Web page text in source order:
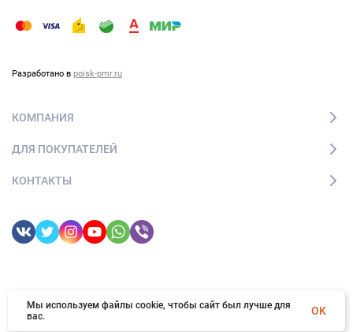
Разработано в poisk-pmr.ru
КОМПАНИЯ
ДЛЯ ПОКУПАТЕЛЕЙ
КОНТАКТЫ
© 2026 boheme-sochi.ru. Все права защищены
Мы используем файлы cookie, чтобы сайт был лучше для
вас.
OK